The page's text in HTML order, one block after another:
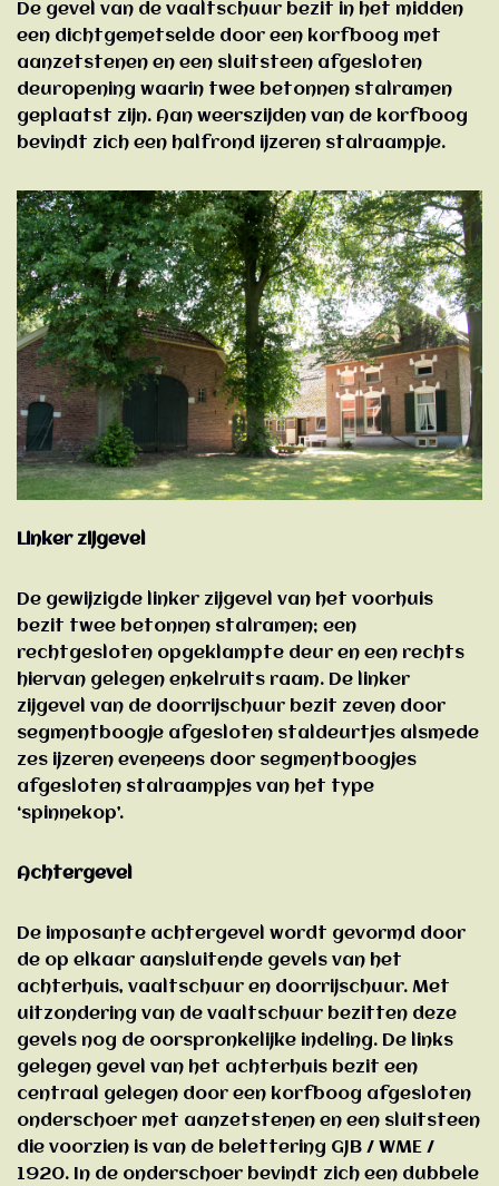
De gevel van de vaaltschuur bezit in het midden
een dichtgemetselde door een korfboog met
aanzetstenen en een sluitsteen afgesloten
deuropening waarin twee betonnen stalramen
geplaatst zijn. Aan weerszijden van de korfboog
bevindt zich een halfrond ijzeren stalraampje.
Linker zijgevel
De gewijzigde linker zijgevel van het voorhuis
bezit twee betonnen stalramen; een
rechtgesloten opgeklampte deur en een rechts
hiervan gelegen enkelruits raam. De linker
zijgevel van de doorrijschuur bezit zeven door
segmentboogje afgesloten staldeurtjes alsmede
zes ijzeren eveneens door segmentboogjes
afgesloten stalraampjes van het type
‘spinnekop’.
Achtergevel
De imposante achtergevel wordt gevormd door
de op elkaar aansluitende gevels van het
achterhuis, vaaltschuur en doorrijschuur. Met
uitzondering van de vaaltschuur bezitten deze
gevels nog de oorspronkelijke indeling. De links
gelegen gevel van het achterhuis bezit een
centraal gelegen door een korfboog afgesloten
onderschoer met aanzetstenen en een sluitsteen
die voorzien is van de belettering GJB / WME /
1920. In de onderschoer bevindt zich een dubbele